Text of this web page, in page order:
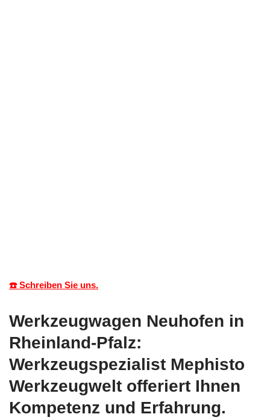
☎️ Schreiben Sie uns.
Werkzeugwagen Neuhofen in
Rheinland-Pfalz:
Werkzeugspezialist Mephisto
Werkzeugwelt offeriert Ihnen
Kompetenz und Erfahrung.